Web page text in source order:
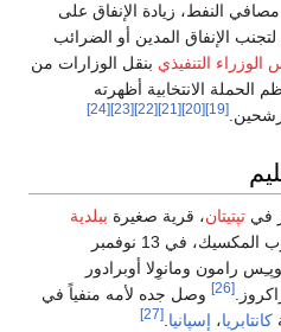
مصافي النفط، زيادة الإنفاق على
الإنفاق المدين أو الضرائب
التنفيذي بنقل الوزارات من
الحملة الانتخابية أظهرته
[19]
[20]
[21]
[22]
[23]
[24]
في تپتيتان، قرية صغيرة ببلدية
بجنوب المكسيك، في 13 نوفمبر
رامون ومانوِلا أوبرادور
[26]
وصل جده لأمه منفياً في
كانتابريا، إسپانيا [27]